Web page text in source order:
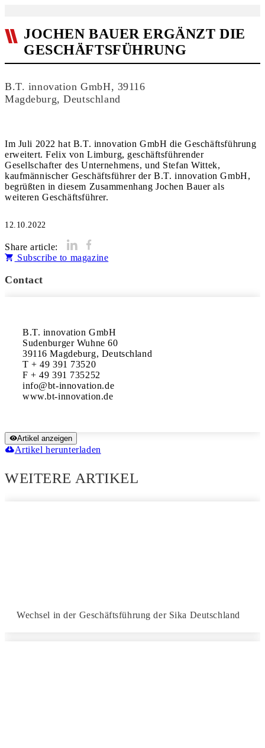
JOCHEN BAUER ERGÄNZT DIE
GESCHÄFTSFÜHRUNG
B.T. innovation GmbH, 39116
Magdeburg, Deutschland
Im Juli 2022 hat B.T. innovation GmbH die Geschäftsführung
erweitert. Felix von Limburg, geschäftsführender
Gesellschafter des Unternehmens, und Stefan Wittek,
kaufmännischer Geschäftsführer der B.T. innovation GmbH,
begrüßten in diesem Zusammenhang Jochen Bauer als
weiteren Geschäftsführer.
12.10.2022
Share article:
Subscribe to magazine
Contact
B.T. innovation GmbH
Sudenburger Wuhne 60
39116 Magdeburg, Deutschland
T + 49 391 73520
F + 49 391 735252
info@bt-innovation.de
www.bt-innovation.de
Artikel anzeigen
Artikel herunterladen
WEITERE ARTIKEL
Wechsel in der Geschäftsführung der Sika Deutschland